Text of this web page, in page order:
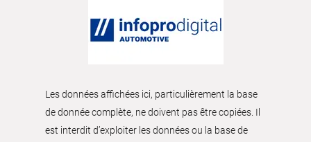
Les données affichées ici, particulièrement la base
de donnée complète, ne doivent pas être copiées. Il
est interdit d’exploiter les données ou la base de